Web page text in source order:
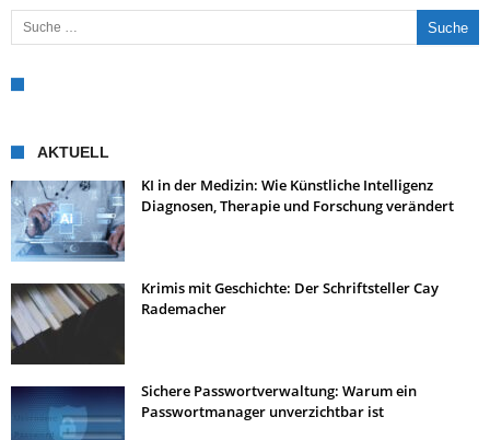
Suche nach:
AKTUELL
KI in der Medizin: Wie Künstliche Intelligenz
Diagnosen, Therapie und Forschung verändert
Krimis mit Geschichte: Der Schriftsteller Cay
Rademacher
Sichere Passwortverwaltung: Warum ein
Passwortmanager unverzichtbar ist